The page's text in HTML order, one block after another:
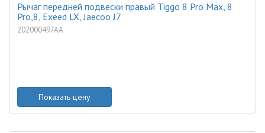
Рычаг передней подвески правый Tiggo 8 Pro Max, 8
Pro,8, Exeed LX, Jaecoo J7
202000497AA
Показать цену